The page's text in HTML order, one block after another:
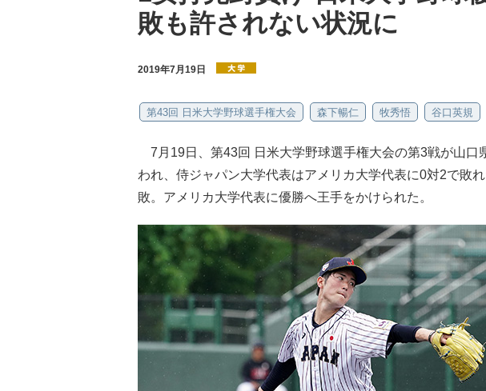
敗も許されない状況に
2019年7月19日
第43回 日米大学野球選手権大会 森下暢仁 牧秀悟 谷口英規
7月19日、第43回 日米大学野球選手権大会の第3戦が山口
われ、侍ジャパン大学代表はアメリカ大学代表に0対2で敗
敗。アメリカ大学代表に優勝へ王手をかけられた。